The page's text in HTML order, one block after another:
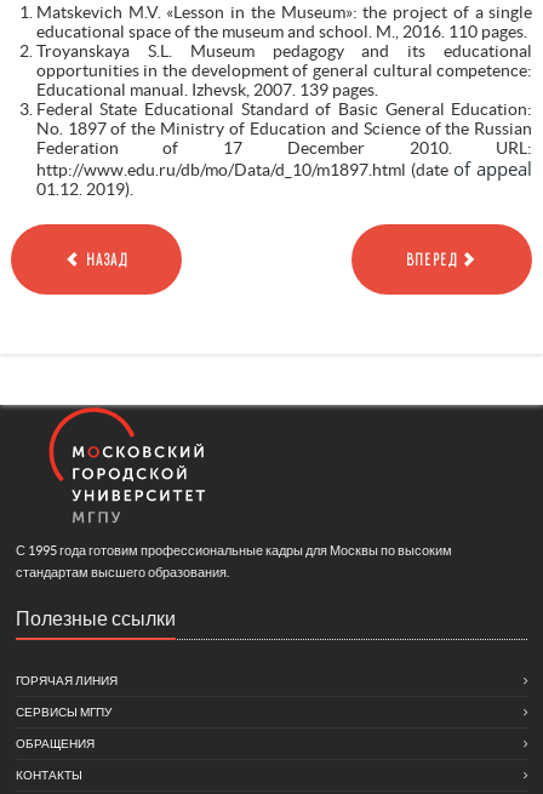
Matskevich M.V. «Lesson in the Museum»: the project of a single
educational space of the museum and school. M., 2016. 110 pages.
Troyanskaya S.L. Museum pedagogy and its educational
opportunities in the development of general cultural competence:
Educational manual. Izhevsk, 2007. 139 pages.
Federal State Educational Standard of Basic General Education:
No. 1897 of the Ministry of Education and Science of the Russian
Federation of 17 December 2010. URL:
http://www.edu.ru/db/mo/Data/d_10/m1897.html (dateof appeal
01.12. 2019).
НАЗАД ВПЕРЕД
С 1995 года готовим профессиональные кадры для Москвы по высоким
стандартам высшего образования.
Полезные ссылки
ГОРЯЧАЯ ЛИНИЯ
СЕРВИСЫ МГПУ
ОБРАЩЕНИЯ
КОНТАКТЫ